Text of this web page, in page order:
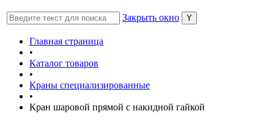
Закрыть окно
Главная страница
•
Каталог товаров
•
Краны специализированные
•
Кран шаровой прямой с накидной гайкой